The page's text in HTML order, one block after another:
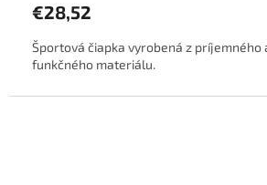
€28,52
Športová čiapka vyrobená z príjemného
funkčného materiálu.